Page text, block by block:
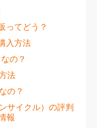
ってどう？
入方法
の？
法
の？
サイクル）の評判
報